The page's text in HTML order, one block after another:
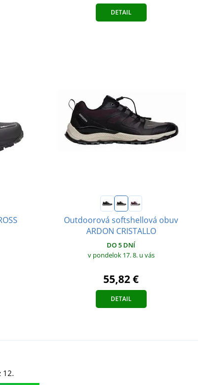
DETAIL
Outdoorová softshellová obuv
ARDON CRISTALLO
DO 5 DNÍ
v pondelok 17. 8. u vás
55,82 €
DETAIL
12.